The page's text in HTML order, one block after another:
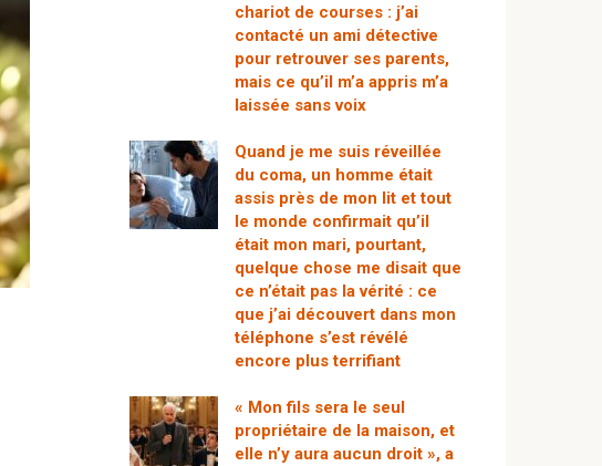
chariot de courses : j’ai
contacté un ami détective
pour retrouver ses parents,
mais ce qu’il m’a appris m’a
laissée sans voix
Quand je me suis réveillée
du coma, un homme était
assis près de mon lit et tout
le monde confirmait qu’il
était mon mari, pourtant,
quelque chose me disait que
ce n’était pas la vérité : ce
que j’ai découvert dans mon
téléphone s’est révélé
encore plus terrifiant
« Mon fils sera le seul
propriétaire de la maison, et
elle n’y aura aucun droit », a